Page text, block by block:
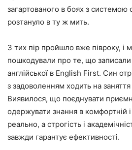
загартованого в боях з системою
розтануло в ту ж мить.
З тих пір пройшло вже півроку, і
пошкодували про те, що записали
англійської в English First. Син
з задоволенням ходить на
Виявилося, що поєднувати
одержувати знання в комфортній
реально, а строгість і
завжди гарантує ефективності.